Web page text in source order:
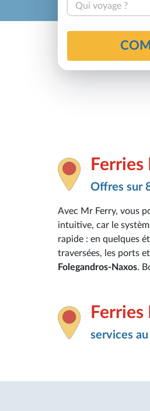
Qui voyage ?
Ferries
Offres sur
Avec Mr Ferry, vous
intuitive, car le
rapide : en quelques
traversées, les ports
Folegandros-Naxos.
Ferries
services